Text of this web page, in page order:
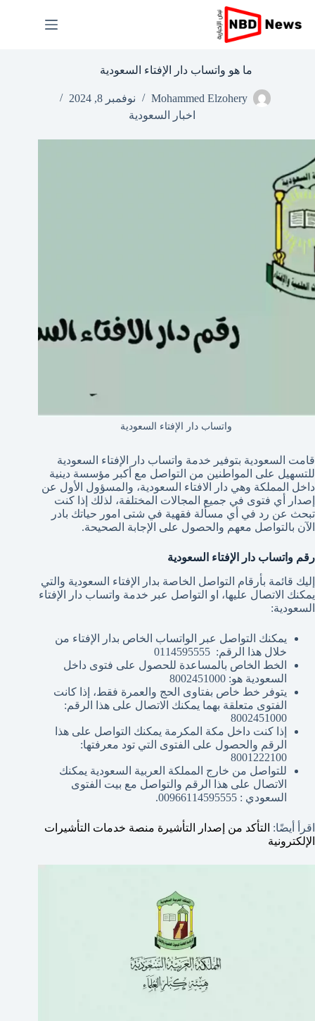
إلى
المحتوى
ما هو واتساب دار الإفتاء السعودية
Mohammed Elzohery
نوفمبر 8, 2024
اخبار السعودية
واتساب دار الإفتاء السعودية
قامت السعودية بتوفير خدمة واتساب دار الإفتاء السعودية
للتسهيل على المواطنين من التواصل مع أكبر مؤسسة دينية
داخل المملكة وهي دار الافتاء السعودية، والمسؤول الأول عن
إصدار أي فتوى في جميع المجالات المختلفة، لذلك إذا كنت
تبحث عن رد في أي مسألة فقهية في شتى امور حياتك بادر
الآن بالتواصل معهم والحصول على الإجابة الصحيحة.
رقم واتساب دار الإفتاء السعودية
إليك قائمة بأرقام التواصل الخاصة بدار الإفتاء السعودية والتي
يمكنك الاتصال عليها، او التواصل عبر خدمة واتساب دار الإفتاء
السعودية:
يمكنك التواصل عبر الواتساب الخاص بدار الإفتاء من
خلال هذا الرقم: 0114595555
الخط الخاص بالمساعدة للحصول على فتوى داخل
السعودية هو: 8002451000
يتوفر خط خاص بفتاوى الحج والعمرة فقط، إذا كانت
الفتوى متعلقة بهما يمكنك الاتصال على هذا الرقم:
8002451000
إذا كنت داخل مكة المكرمة يمكنك التواصل على هذا
الرقم والحصول على الفتوى التي تود معرفتها:
8001222100
للتواصل من خارج المملكة العربية السعودية يمكنك
الاتصال على هذا الرقم والتواصل مع بيت الفتوى
السعودي : 00966114595555.
اقرأ أيضًا: التأكد من إصدار التأشيرة منصة خدمات التأشيرات
الإلكترونية